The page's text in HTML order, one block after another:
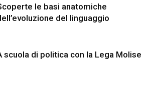
le basi anatomiche
del linguaggio
scuola di politica con la Lega Molise